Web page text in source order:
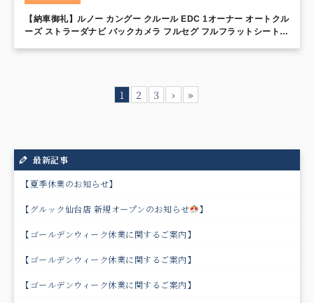
【納車御礼】ルノー カングー クルール EDC 1オーナー オートクル
ーズ ストラーダナビ バックカメラ フルセグ フルフラットシート
1 2 3 › »
最新記事
【夏季休業のお知らせ】
【グルック仙台店 新規オープンのお知らせ 】
【ゴールデンウィーク休業に関するご案内】
【ゴールデンウィーク休業に関するご案内】
【ゴールデンウィーク休業に関するご案内】